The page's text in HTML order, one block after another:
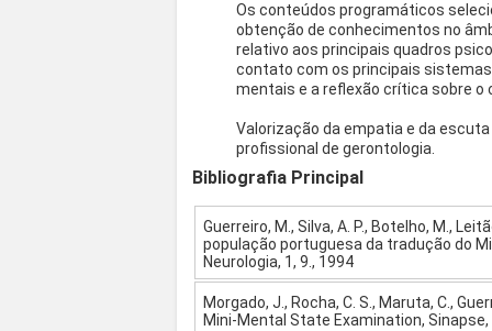
Os conteúdos programáticos
obtenção de conhecimentos no
relativo aos principais quadros
contato com os principais
mentais e a reflexão crítica sobre o
Valorização da empatia e da
profissional de gerontologia.
Bibliografia Principal
Guerreiro, M., Silva, A. P., Botelho, M.,
população portuguesa da tradução do
Neurologia, 1, 9., 1994
Morgado, J., Rocha, C. S., Maruta, C.,
Mini-Mental State Examination, Sinapse,